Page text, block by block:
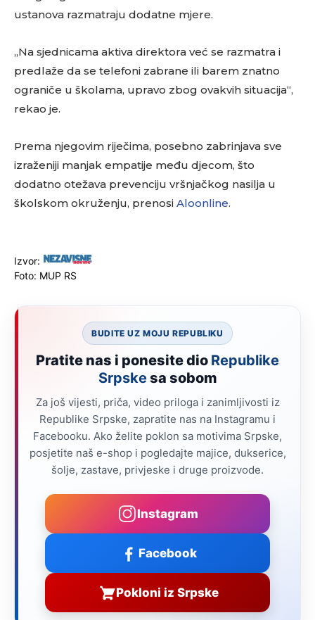
ustanova razmatraju dodatne mjere.
„Na sjednicama aktiva direktora već se razmatra i
predlaže da se telefoni zabrane ili barem znatno
ograniče u školama, upravo zbog ovakvih situacija“,
rekao je.
Prema njegovim riječima, posebno zabrinjava sve
izraženiji manjak empatije među djecom, što
dodatno otežava prevenciju vršnjačkog nasilja u
školskom okruženju, prenosi Aloonline.
Izvor:
Foto: MUP RS
BUDITE UZ MOJU REPUBLIKU
Pratite nas i ponesite dio Republike
Srpskesa sobom
Za još vijesti, priča, video priloga i zanimljivosti iz
Republike Srpske, zapratite nas na Instagramu i
Facebooku. Ako želite poklon sa motivima Srpske,
posjetite naš e-shop i pogledajte majice, dukserice,
šolje, zastave, privjeske i druge proizvode.
Instagram
Facebook
Pokloni iz Srpske